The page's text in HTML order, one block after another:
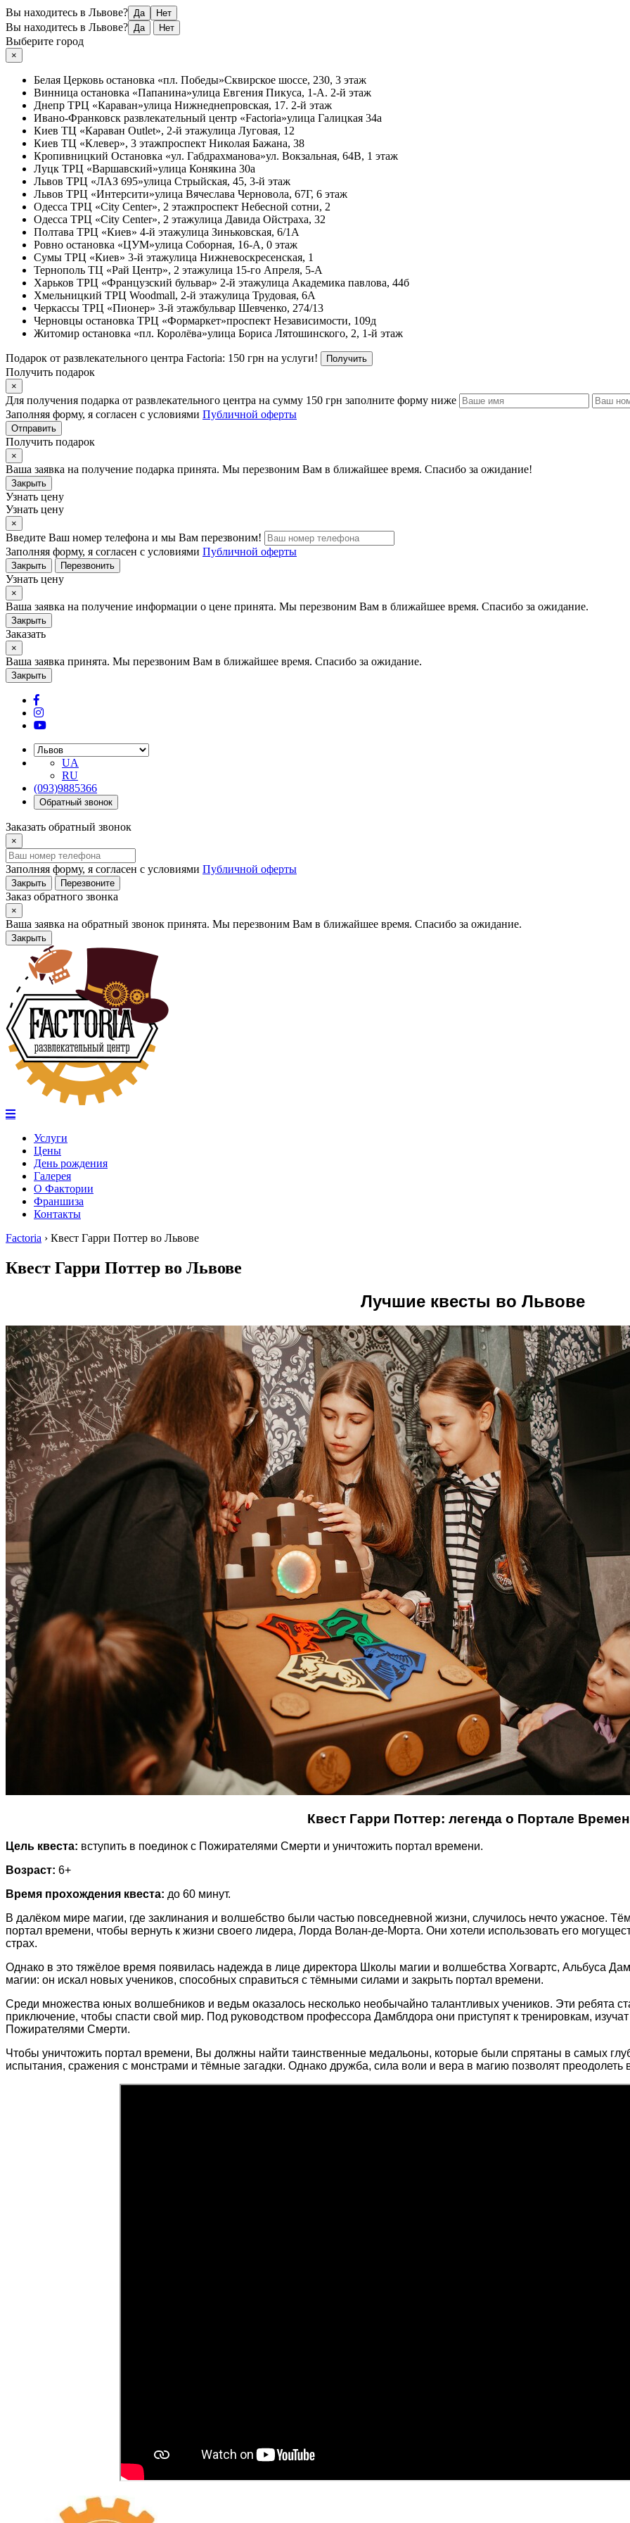
Вы находитесь в Львове? Да Нет
Вы находитесь в Львове? Да Нет
Выберите город
×
Белая Церковь остановка «пл. Победы»Сквирское шоссе, 230, 3 этаж
Винница остановка «Папанина»улица Евгения Пикуса, 1-А. 2-й этаж
Днепр ТРЦ «Караван»улица Нижнеднепровская, 17. 2-й этаж
Ивано-Франковск развлекательный центр «Factoria»улица Галицкая 34а
Киев ТЦ «Караван Outlet», 2-й этажулица Луговая, 12
Киев ТЦ «Клевер», 3 этажпроспект Николая Бажана, 38
Кропивницкий Остановка «ул. Габдрахманова»ул. Вокзальная, 64В, 1 этаж
Луцк ТРЦ «Варшавский»улица Конякина 30а
Львов ТРЦ «ЛАЗ 695»улица Стрыйская, 45, 3-й этаж
Львов ТРЦ «Интерсити»улица Вячеслава Черновола, 67Г, 6 этаж
Одесса ТРЦ «City Center», 2 этажпроспект Небесной сотни, 2
Одесса ТРЦ «City Center», 2 этажулица Давида Ойстраха, 32
Полтава ТРЦ «Киев» 4-й этажулица Зиньковская, 6/1А
Ровно остановка «ЦУМ»улица Соборная, 16-А, 0 этаж
Сумы ТРЦ «Киев» 3-й этажулица Нижневоскресенская, 1
Тернополь ТЦ «Рай Центр», 2 этажулица 15-го Апреля, 5-А
Харьков ТРЦ «Французский бульвар» 2-й этажулица Академика павлова, 44б
Хмельницкий ТРЦ Woodmall, 2-й этажулица Трудовая, 6А
Черкассы ТРЦ «Пионер» 3-й этажбульвар Шевченко, 274/13
Черновцы остановка ТРЦ «Формаркет»проспект Независимости, 109д
Житомир остановка «пл. Королёва»улица Бориса Лятошинского, 2, 1-й этаж
Подарок от развлекательного центра Factoria: 150 грн на услуги! Получить
Получить подарок
×
Для получения подарка от развлекательного центра на сумму 150 грн заполните форму ниже
Заполняя форму, я согласен с условиями Публичной оферты
Отправить
Получить подарок
×
Ваша заявка на получение подарка принята. Мы перезвоним Вам в ближайшее время. Спасибо за ожидание!
Закрыть
Узнать цену
Узнать цену
×
Введите Ваш номер телефона и мы Вам перезвоним!
Заполняя форму, я согласен с условиями Публичной оферты
Закрыть Перезвонить
Узнать цену
×
Ваша заявка на получение информации о цене принята. Мы перезвоним Вам в ближайшее время. Спасибо за ожидание.
Закрыть
Заказать
×
Ваша заявка принята. Мы перезвоним Вам в ближайшее время. Спасибо за ожидание.
Закрыть
UA
RU
(093)9885366
Обратный звонок
Заказать обратный звонок
×
Заполняя форму, я согласен с условиями Публичной оферты
Закрыть Перезвоните
Заказ обратного звонка
×
Ваша заявка на обратный звонок принята. Мы перезвоним Вам в ближайшее время. Спасибо за ожидание.
Закрыть
Услуги
Цены
День рождения
Галерея
О Фактории
Франшиза
Контакты
Factoria › Квест Гарри Поттер во Львове
Квест Гарри Поттер во Львове
Лучшие квесты во Львове
Квест Гарри Поттер: легенда о Портале
Цель квеста: вступить в поединок с Пожирателями Смерти и уничтожить портал времени.
Возраст: 6+
Время прохождения квеста: до 60 минут.
В далёком мире магии, где заклинания и волшебство были частью повседневной жизни, случилось нечто ужасное.
портал времени, чтобы вернуть к жизни своего лидера, Лорда Волан-де-Морта. Они хотели использовать его
страх.
Однако в это тяжёлое время появилась надежда в лице директора Школы магии и волшебства Хогвартс, Альбуса
магии: он искал новых учеников, способных справиться с тёмными силами и закрыть портал времени.
Среди множества юных волшебников и ведьм оказалось несколько необычайно талантливых учеников. Эти ребята
приключение, чтобы спасти свой мир. Под руководством профессора Дамблдора они приступят к тренировкам,
Пожирателями Смерти.
Чтобы уничтожить портал времени, Вы должны найти таинственные медальоны, которые были спрятаны в самых
испытания, сражения с монстрами и тёмные загадки. Однако дружба, сила воли и вера в магию позволят преодолеть